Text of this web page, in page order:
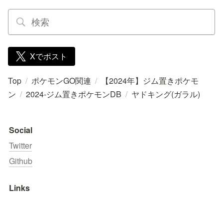
Xでポスト
Top / ポケモンGO関連 /
【2024年】ジム置きポケモ
ン / 2024-ジム置きポケモンDB / ヤドキング(ガラル)
Social
Twitter
Github
Links